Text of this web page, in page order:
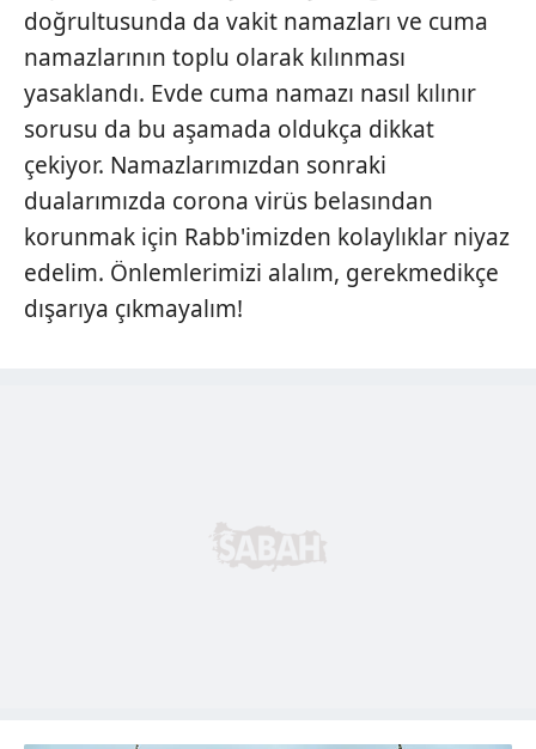
doğrultusunda da vakit namazları ve cuma
namazlarının toplu olarak kılınması
yasaklandı. Evde cuma namazı nasıl kılınır
sorusu da bu aşamada oldukça dikkat
çekiyor. Namazlarımızdan sonraki
dualarımızda corona virüs belasından
korunmak için Rabb'imizden kolaylıklar niyaz
edelim. Önlemlerimizi alalım, gerekmedikçe
dışarıya çıkmayalım!